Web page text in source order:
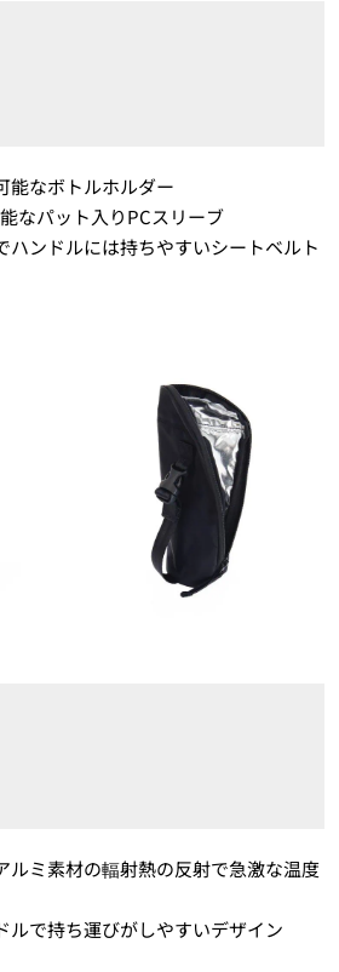
能なボトルホルダー
なパット入りPCスリーブ
ハンドルには持ちやすいシートベルト
ルミ素材の輻射熱の反射で急激な温度
ルで持ち運びがしやすいデザイン